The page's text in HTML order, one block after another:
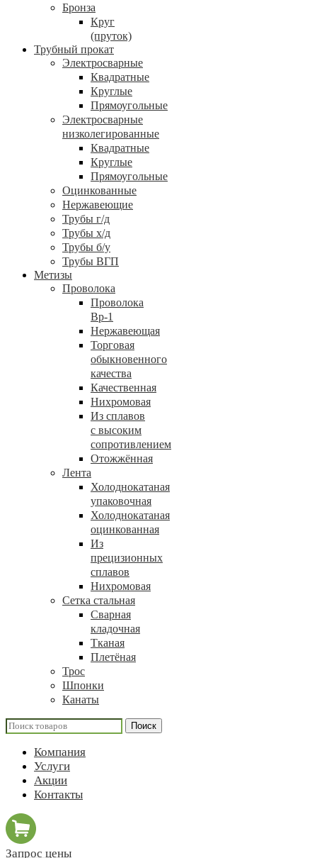
Бронза
Круг
(пруток)
Трубный прокат
Электросварные
Квадратные
Круглые
Прямоугольные
Электросварные
низколегированные
Квадратные
Круглые
Прямоугольные
Оцинкованные
Нержавеющие
Трубы г/д
Трубы х/д
Трубы б/у
Трубы ВГП
Метизы
Проволока
Проволока
Вр-1
Нержавеющая
Торговая
обыкновенного
качества
Качественная
Нихромовая
Из сплавов
с высоким
сопротивлением
Отожжённая
Лента
Холоднокатаная
упаковочная
Холоднокатаная
оцинкованная
Из
прецизионных
сплавов
Нихромовая
Сетка стальная
Сварная
кладочная
Тканая
Плетёная
Трос
Шпонки
Канаты
Поиск
Компания
Услуги
Акции
Контакты
Запрос цены